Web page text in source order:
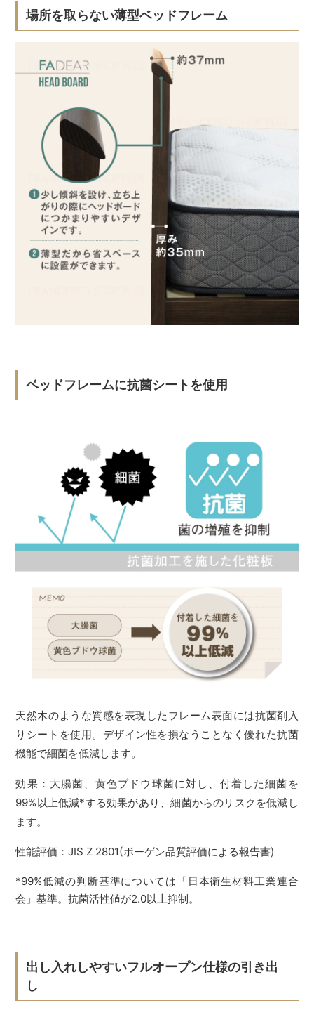
場所を取らない薄型ベッドフレーム
ベッドフレームに抗菌シートを使用
天然木のような質感を表現したフレーム表面には抗菌剤入
りシートを使用。デザイン性を損なうことなく優れた抗菌
機能で細菌を低減します。
効果：大腸菌、黄色ブドウ球菌に対し、付着した細菌を
99%以上低減*する効果があり、細菌からのリスクを低減し
ます。
性能評価：JIS Z 2801(ボーゲン品質評価による報告書)
*99%低減の判断基準については「日本衛生材料工業連合
会」基準。抗菌活性値が2.0以上抑制。
出し入れしやすいフルオープン仕様の引き出
し